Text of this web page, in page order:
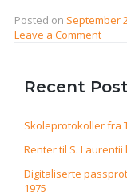
Posted on September
Leave a Commenton
blir
av
Recent
Skoleprotokoller fra
Renter til S.
Digitaliserte
1975